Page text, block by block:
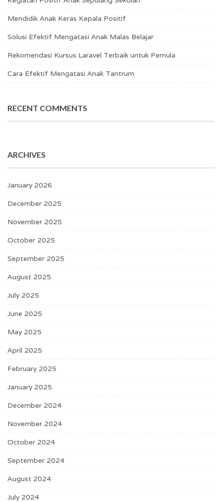
Mendidik Anak Keras Kepala Positif
Solusi Efektif Mengatasi Anak Malas Belajar
Rekomendasi Kursus Laravel Terbaik untuk Pemula
Cara Efektif Mengatasi Anak Tantrum
RECENT COMMENTS
ARCHIVES
January 2026
December 2025
November 2025
October 2025
September 2025
August 2025
July 2025
June 2025
May 2025
April 2025
February 2025
January 2025
December 2024
November 2024
October 2024
September 2024
August 2024
July 2024